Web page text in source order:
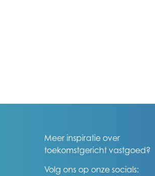
Meer inspiratie over
toekomstgericht vastgoed?
Volg ons op onze socials: